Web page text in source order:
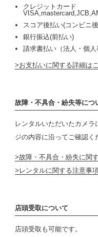
クレジットカード
スコア後払い(コンビニ
銀行振込(前払い)
請求書払い（法人・個人
お支払いに関する詳細は
故障・不具合・紛失等につ
レンタルいただいたカメ
ジの内容に沿ってご確認く
故障・不具合・紛失に関
レンタルに関する注意事
店頭受取について
店頭受取も可能です。